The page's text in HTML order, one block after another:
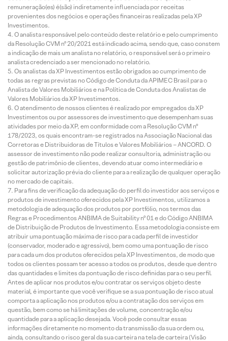
remuneração(es) é(são) indiretamente influenciada por receitas
provenientes dos negócios e operações financeiras realizadas pela XP
Investimentos.
O analista responsável pelo conteúdo deste relatório e pelo cumprimento
da Resolução CVM nº 20/2021 está indicado acima, sendo que, caso constem
a indicação de mais um analista no relatório, o responsável será o primeiro
analista credenciado a ser mencionado no relatório.
Os analistas da XP Investimentos estão obrigados ao cumprimento de
todas as regras previstas no Código de Conduta da APIMEC Brasil para o
Analista de Valores Mobiliários e na Política de Conduta dos Analistas de
Valores Mobiliários da XP Investimentos.
O atendimento de nossos clientes é realizado por empregados da XP
Investimentos ou por assessores de investimento que desempenham suas
atividades por meio da XP, em conformidade com a Resolução CVM nº
178/2023, os quais encontram-se registrados na Associação Nacional das
Corretoras e Distribuidoras de Títulos e Valores Mobiliários – ANCORD. O
assessor de investimento não pode realizar consultoria, administração ou
gestão de patrimônio de clientes, devendo atuar como intermediário e
solicitar autorização prévia do cliente para a realização de qualquer operação
no mercado de capitais.
Para fins de verificação da adequação do perfil do investidor aos serviços e
produtos de investimento oferecidos pela XP Investimentos, utilizamos a
metodologia de adequação dos produtos por portfólio, nos termos das
Regras e Procedimentos ANBIMA de Suitability nº 01 e do Código ANBIMA
de Distribuição de Produtos de Investimento. Essa metodologia consiste em
atribuir uma pontuação máxima de risco para cada perfil de investidor
(conservador, moderado e agressivo), bem como uma pontuação de risco
para cada um dos produtos oferecidos pela XP Investimentos, de modo que
todos os clientes possam ter acesso a todos os produtos, desde que dentro
das quantidades e limites da pontuação de risco definidas para o seu perfil.
Antes de aplicar nos produtos e/ou contratar os serviços objeto deste
material, é importante que você verifique se a sua pontuação de risco atual
comporta a aplicação nos produtos e/ou a contratação dos serviços em
questão, bem como se há limitações de volume, concentração e/ou
quantidade para a aplicação desejada. Você pode consultar essas
informações diretamente no momento da transmissão da sua ordem ou,
ainda, consultando o risco geral da sua carteira na tela de carteira (Visão